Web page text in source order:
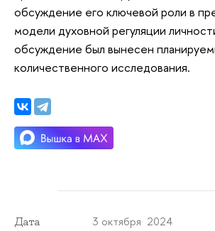
обсуждение его ключевой роли в
модели духовной регуляции
обсуждение был вынесен
количественного исследования.
Дата 3 октября 2024